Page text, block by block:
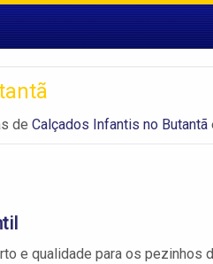
de Calçados Infantis no Butantã
e qualidade para os pezinhos